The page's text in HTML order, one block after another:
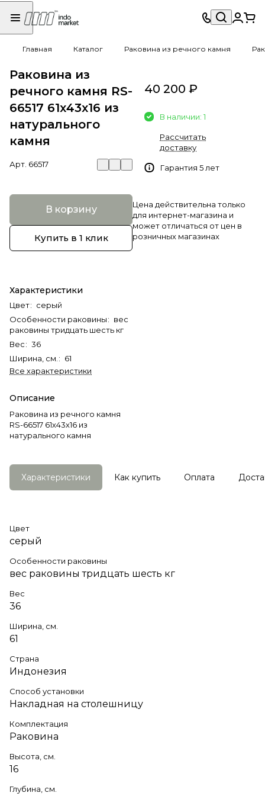
Главная Каталог Раковина из речного камня
Раковина из
речного камня RS-
66517 61х43х16 из
натурального
камня
Арт. 66517
В корзину
Купить в 1 клик
Характеристики
Цвет: серый
Особенности раковины: вес
раковины тридцать шесть кг
Вес: 36
Ширина, см. : 61
Все характеристики
Описание
Раковина из речного камня
RS-66517 61х43х16 из
натурального камня
40 200 ₽
В наличии: 1
Рассчитать
доставку
Гарантия 5 лет
Цена действительна только
для интернет-магазина и
может отличаться от цен в
розничных магазинах
Характеристики Как купить Оплата
Цвет
серый
Особенности раковины
вес раковины тридцать шесть кг
Вес
36
Ширина, см.
61
Страна
Индонезия
Способ установки
Накладная на столешницу
Комплектация
Раковина
Высота, см.
16
Глубина, см.